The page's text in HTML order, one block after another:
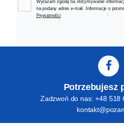
Wyrażam zgodę na otrzymywanie
na podany adres e-mail. Informacje o
Prywatności
Potrzebujesz
Zadzwoń do nas: +48 518